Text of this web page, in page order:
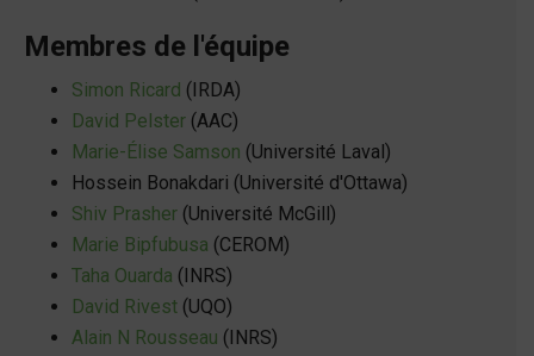
Membres de l'équipe
Simon Ricard (IRDA)
David Pelster (AAC)
Marie-Élise Samson (Université Laval)
Hossein Bonakdari (Université d'Ottawa)
Shiv Prasher (Université McGill)
Marie Bipfubusa (CEROM)
Taha Ouarda (INRS)
David Rivest (UQO)
Alain N Rousseau (INRS)